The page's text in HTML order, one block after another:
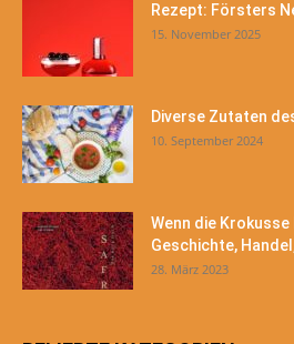
Rezept: Försters
15. November 2025
Diverse Zutaten
10. September 2024
Wenn die
Geschichte,
28. März 2023